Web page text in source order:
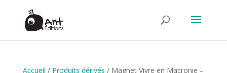
Accueil / Produits dérivés / Magnet Vivre en Macronie –